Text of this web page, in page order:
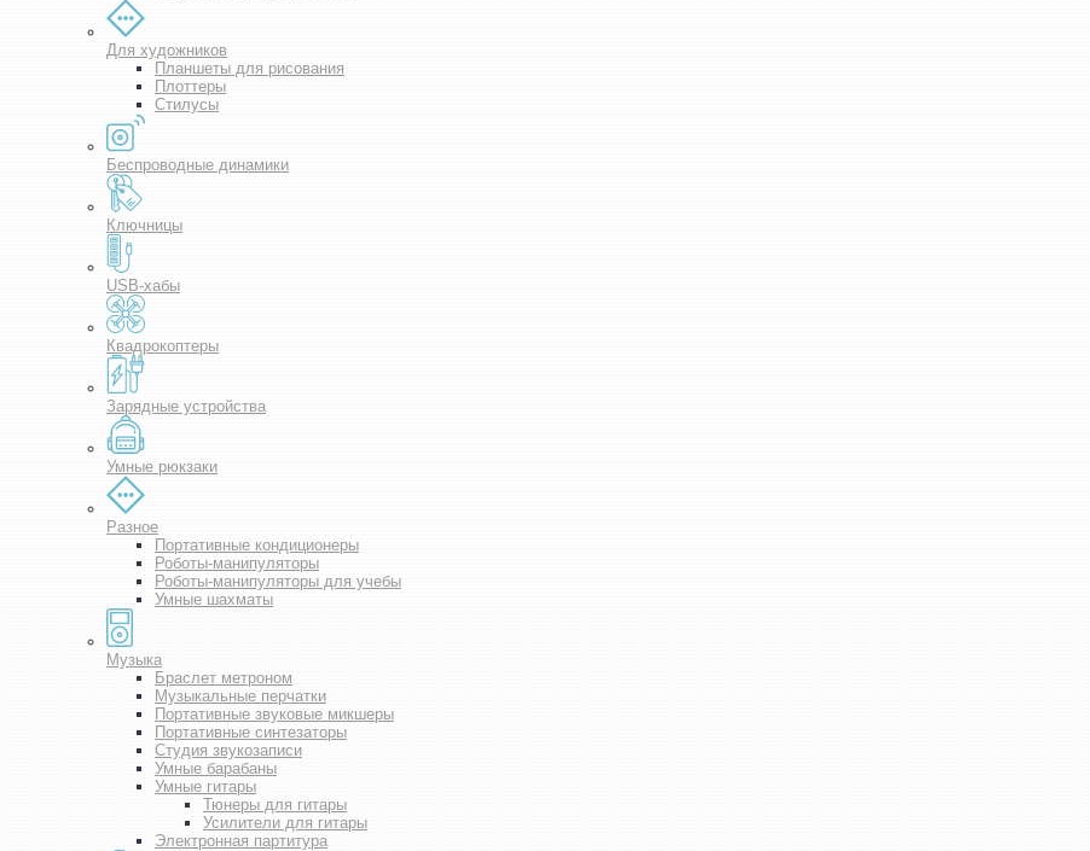
Для художников
Планшеты для рисования
Плоттеры
Стилусы
Беспроводные динамики
Ключницы
USB-хабы
Квадрокоптеры
Зарядные устройства
Умные рюкзаки
Разное
Портативные кондиционеры
Роботы-манипуляторы
Роботы-манипуляторы для учебы
Умные шахматы
Музыка
Браслет метроном
Музыкальные перчатки
Портативные звуковые микшеры
Портативные синтезаторы
Студия звукозаписи
Умные барабаны
Умные гитары
Тюнеры для гитары
Усилители для гитары
Электронная партитура